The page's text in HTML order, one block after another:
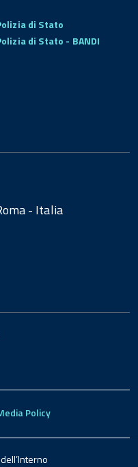
di Stato
di Stato - BANDI
- Italia
Policy